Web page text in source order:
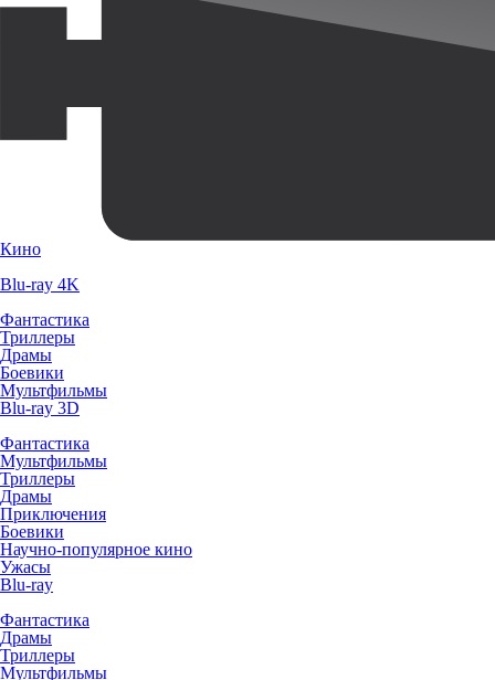
Кино
Blu-ray 4K
Фантастика
Триллеры
Драмы
Боевики
Мультфильмы
Blu-ray 3D
Фантастика
Мультфильмы
Триллеры
Драмы
Приключения
Боевики
Научно-популярное кино
Ужасы
Blu-ray
Фантастика
Драмы
Триллеры
Мультфильмы